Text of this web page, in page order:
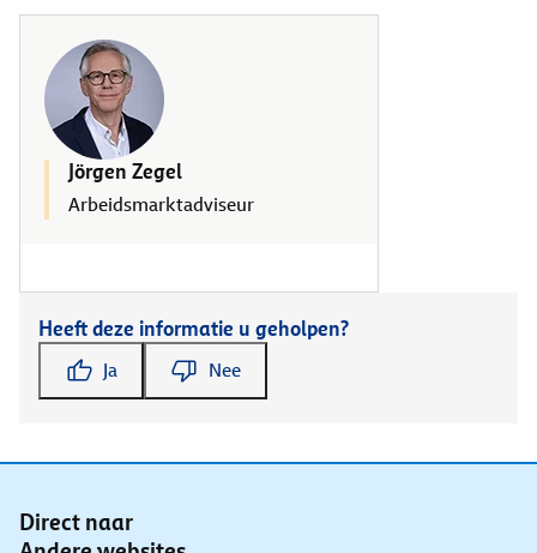
Jörgen Zegel
Arbeidsmarktadviseur
Heeft deze informatie u geholpen?
Ja Nee
Direct naar